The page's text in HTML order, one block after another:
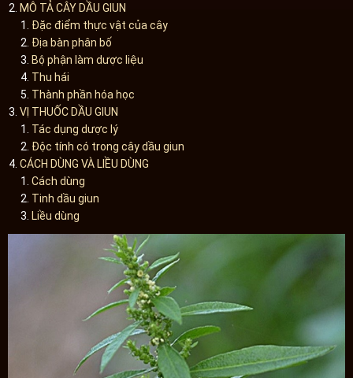
MÔ TẢ CÂY DẦU GIUN
Đặc điểm thực vật của cây
Địa bàn phân bố
Bộ phận làm dược liệu
Thu hái
Thành phần hóa học
VỊ THUỐC DẦU GIUN
Tác dụng dược lý
Độc tính có trong cây dầu giun
CÁCH DÙNG VÀ LIỀU DÙNG
Cách dùng
Tinh dầu giun
Liều dùng